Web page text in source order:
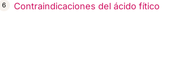
Contraindicaciones del ácido fítico